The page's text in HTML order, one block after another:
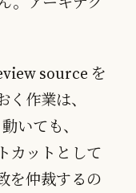
source を
作業は、
いても、
カットとして
を仲裁するの